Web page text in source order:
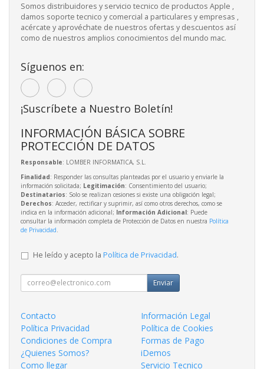
Somos distribuidores y servicio tecnico de productos Apple ,
damos soporte tecnico y comercial a particulares y empresas ,
acércate y aprovéchate de nuestros ofertas y descuentos así
como de nuestros amplios conocimientos del mundo mac.
Síguenos en:
¡Suscríbete a Nuestro Boletín!
INFORMACIÓN BÁSICA SOBRE
PROTECCIÓN DE DATOS
Responsable: LOMBER INFORMATICA, S.L.
Finalidad: Responder las consultas planteadas por el usuario y enviarle la
información solicitada; Legitimación: Consentimiento del usuario;
Destinatarios: Solo se realizan cesiones si existe una obligación legal;
Derechos: Acceder, rectificar y suprimir, así como otros derechos, como se
indica en la información adicional; Información Adicional: Puede
consultar la información completa de Protección de Datos en nuestra Política
de Privacidad
He leído y acepto la Política de Privacidad.
Enviar
Contacto
Información Legal
Política Privacidad
Política de Cookies
Condiciones de Compra
Formas de Pago
¿Quienes Somos?
iDemos
Como llegar
Servicio Tecnico